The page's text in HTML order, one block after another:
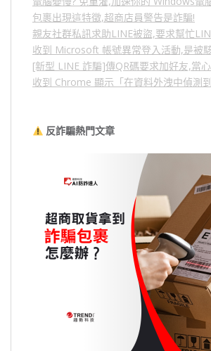
包裹出現這特徵,超商店員警告是詐騙!
親友社群私訊求助LINE被盜,要求幫忙
收到 Microsoft 帳號異常登入活動,是被
[新型 LINE 詐騙]傳QR碼要求加好友,當心
收到 Chrome 顯示「在資料外洩中偵測
反詐騙熱門文章